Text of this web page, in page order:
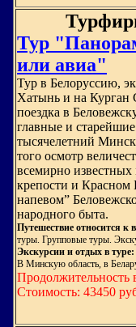
Тур
или авиа"
Тур в Белоруссию,
Хатынь и на Курган
поездка в
главные и
тысячелетний
того осмотр
всемирно
крепости и Красном
напевом”
народного быта.
Путешествие относится к
туры. Групповые туры.
Экскурсии и отдых в туре:
В Минскую область, в
Продолжительность
Стоимость: 43450